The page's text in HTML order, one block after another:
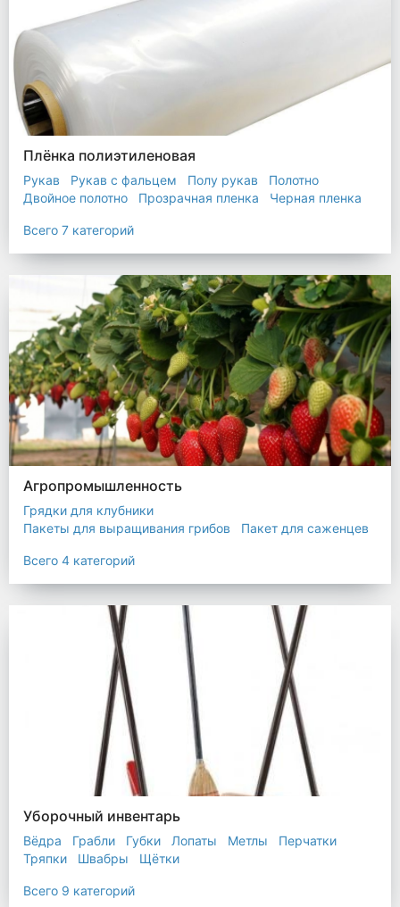
Плёнка полиэтиленовая
Рукав Рукав с фальцем Полу рукав
Полотно
Двойное полотно
Прозрачная пленка Черная пленка
Всего 7 категорий
Агропромышленность
Грядки для клубники
Пакеты для выращивания грибов
Пакет для саженцев
Всего 4 категорий
Уборочный инвентарь
Вёдра Грабли Губки Лопаты Метлы
Перчатки
Тряпки
Швабры Щётки
Всего 9 категорий